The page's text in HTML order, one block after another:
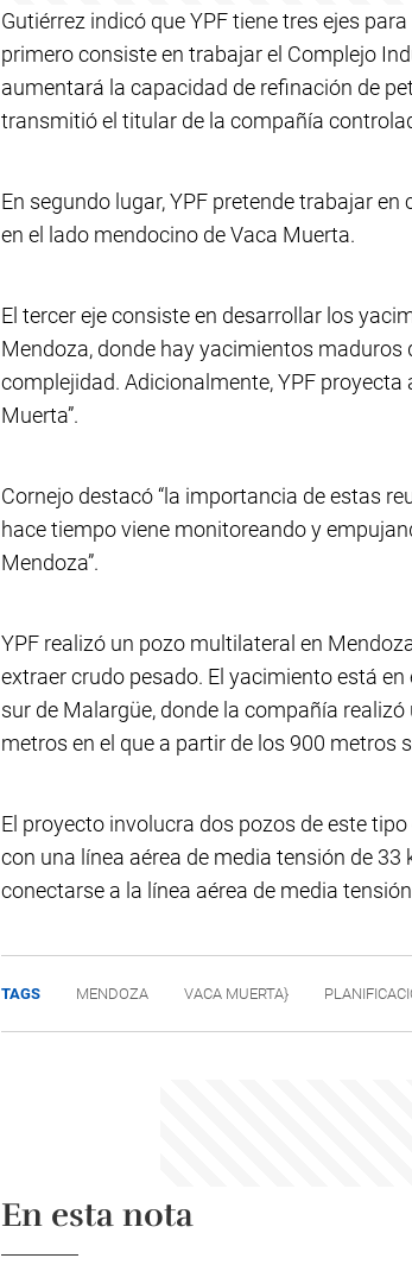
Gutiérrez indicó que YPF tiene tres ejes
primero consiste en trabajar el Complejo
aumentará la capacidad de refinación de
transmitió el titular de la compañía
En segundo lugar, YPF pretende trabajar
en el lado mendocino de Vaca Muerta.
El tercer eje consiste en desarrollar los
Mendoza, donde hay yacimientos maduros
complejidad. Adicionalmente, YPF
Muerta”.
Cornejo destacó “la importancia de estas
hace tiempo viene monitoreando y
Mendoza”.
YPF realizó un pozo multilateral en
extraer crudo pesado. El yacimiento está
sur de Malargüe, donde la compañía
metros en el que a partir de los 900 metros
El proyecto involucra dos pozos de este
con una línea aérea de media tensión de
conectarse a la línea aérea de media
TAGS MENDOZA VACA MUERTA}
En esta nota